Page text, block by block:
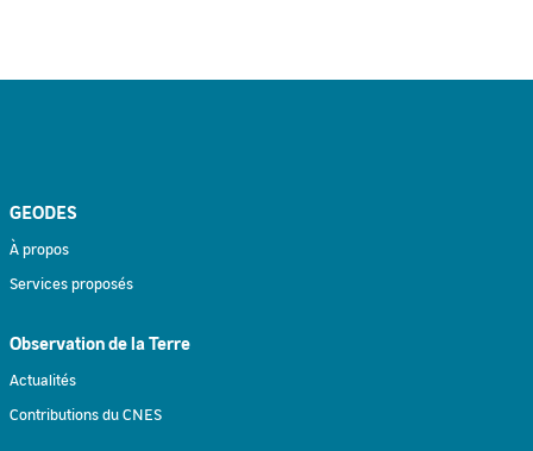
GEODES
À propos
Services proposés
Observation de la Terre
Actualités
Contributions du CNES